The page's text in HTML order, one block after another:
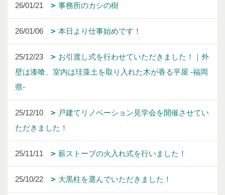
26/01/21 事務所のカシの樹
26/01/06 本日より仕事始めです！
25/12/23
お引渡し式を行わせていただきました！｜外
壁は漆喰、室内は珪藻土を取り入れた木が香る平屋 -福岡
県-
25/12/10
戸建てリノベーション見学会を開催させてい
ただきました！
25/11/11 薪ストーブの火入れ式を行いました！
25/10/22 大黒柱を選んでいただきました！